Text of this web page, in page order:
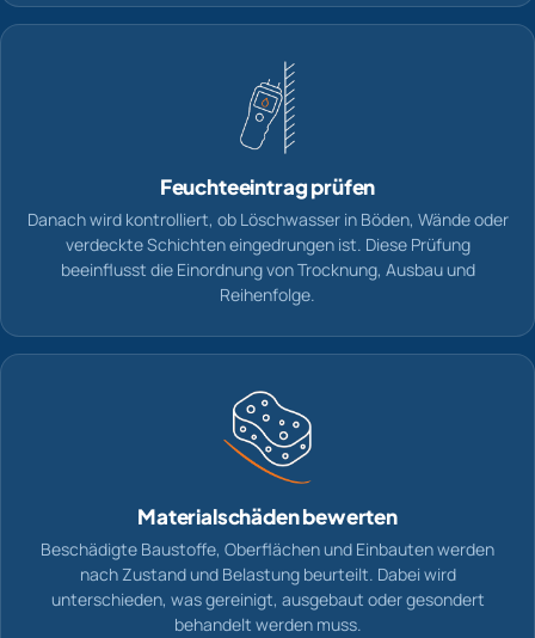
Feuchteeintrag prüfen
Danach wird kontrolliert, ob Löschwasser in Böden, Wände oder
verdeckte Schichten eingedrungen ist. Diese Prüfung
beeinflusst die Einordnung von Trocknung, Ausbau und
Reihenfolge.
Materialschäden bewerten
Beschädigte Baustoffe, Oberflächen und Einbauten werden
nach Zustand und Belastung beurteilt. Dabei wird
unterschieden, was gereinigt, ausgebaut oder gesondert
behandelt werden muss.